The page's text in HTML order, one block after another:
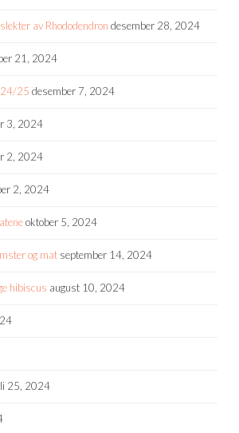
av Rhododendron desember 28, 2024
21, 2024
24/25 desember 7, 2024
3, 2024
2, 2024
2, 2024
oktober 5, 2024
og mat september 14, 2024
hibiscus august 10, 2024
25, 2024